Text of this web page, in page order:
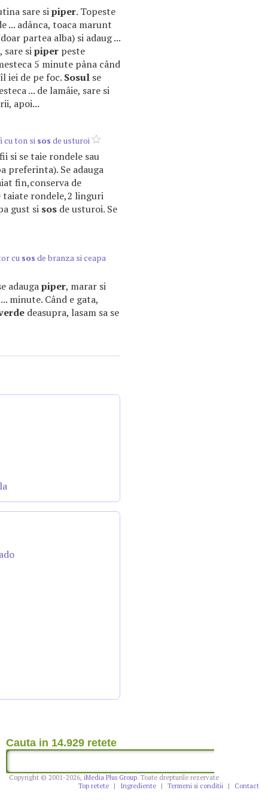
sare sipiper. Topeste
... adânca, toaca marunt
partea alba) si adaug ...
sare sipiper peste
5 minute pâna când
iei de pe foc. Sosul se
... de lamâie, sare si
apoi...
cu ton si sos de usturoi
si se taie rondele sau
preferinta). Se adauga
fin,conserva de
rondele,2 linguri
gust si sos de usturoi. Se
cu sos de branza si ceapa
adaugapiper, marar si
minute. Când e gata,
deasupra, lasam sa se
Cauta in 14.929 retete
Copyright © 2001-2026, iMedia Plus Group. Toate drepturile rezervate
Top retete
| Ingrediente | Termeni si conditii | Contact